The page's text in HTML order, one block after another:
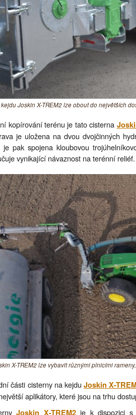
Joskin X-TREM2 lze obout do největších
kopírování terénu je tato cisterna
je uložena na dvou dvojčinných
je pak spojena kloubovou
vynikající návaznost na terénní reliéf.
X-TREM2 lze vybavit různými plnicími
části cisterny na kejdu Joskin X-
aplikátory, které jsou na trhu
Joskin X-TREM2je k dispozici s